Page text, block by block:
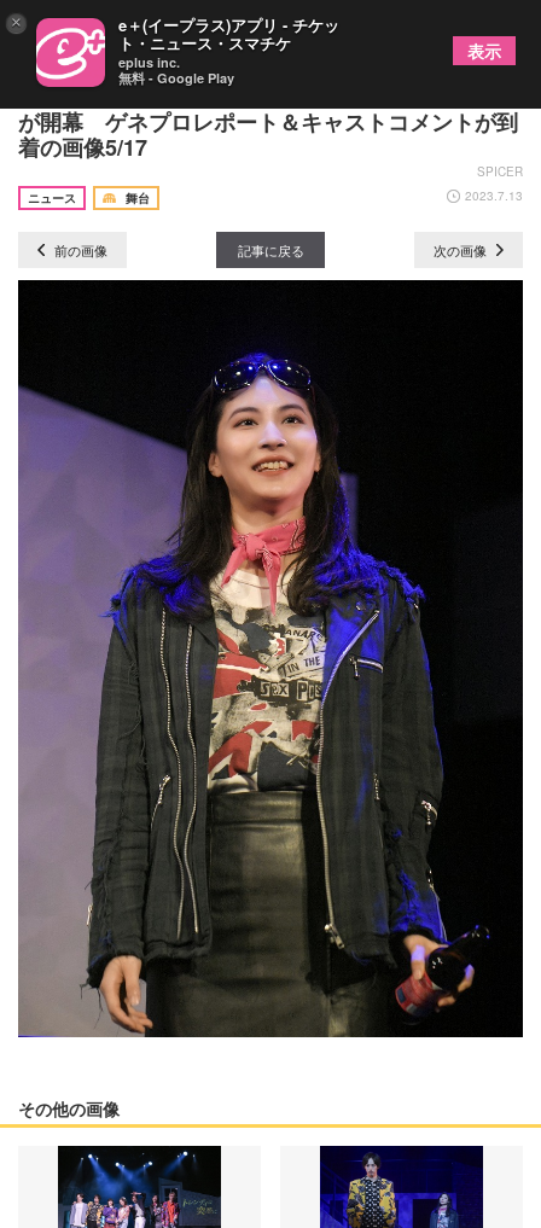
杉江大志、阿部快征ら舞台『トレンディは突然に』
が開幕 ゲネプロレポート＆キャストコメントが到
着の画像5/17
SPICER
ニュース
舞台 2023.7.13
前の画像 記事に戻る 次の画像
その他の画像
× e＋(イープラス)アプリ - チケッ
ト・ニュース・スマチケ
eplus inc.
無料 - Google Play
表示